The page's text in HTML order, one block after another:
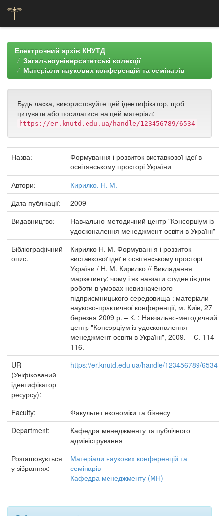
navigationЕлектронний архів КНУТД
Загальноуніверситетські колекції
Матеріали наукових конференцій та семінарів
Будь ласка, використовуйте цей ідентифікатор, щоб
цитувати або посилатися на цей матеріал:
https://er.knutd.edu.ua/handle/123456789/6534
Назва:
Формування і розвиток виставкової ідеї в
освітянському просторі України
Автори:
Кирилко, Н. М.
Дата публікації:
2009
Видавництво:
Навчально-методичний центр "Консорціум із
удосконалення менеджмент-освіти в Україні"
Бібліографічний
опис:
Кирилко Н. М. Формування і розвиток
виставкової ідеї в освітянському просторі
України / Н. М. Кирилко // Викладання
маркетингу: чому і як навчати студентів для
роботи в умовах невизначеного
підприємницького середовища : матеріали
науково-практичної конференції, м. Київ, 27
березня 2009 р. – К. : Навчально-методичний
центр "Консорціум із удосконалення
менеджмент-освіти в Україні", 2009. – С. 114-
116.
URI
(Уніфікований
ідентифікатор
ресурсу):
https://er.knutd.edu.ua/handle/123456789/6534
Faculty:
Факультет економіки та бізнесу
Department:
Кафедра менеджменту та публічного
адміністрування
Розташовується
у зібраннях:
Матеріали наукових конференцій та
семінарів
Кафедра менеджменту (МН)